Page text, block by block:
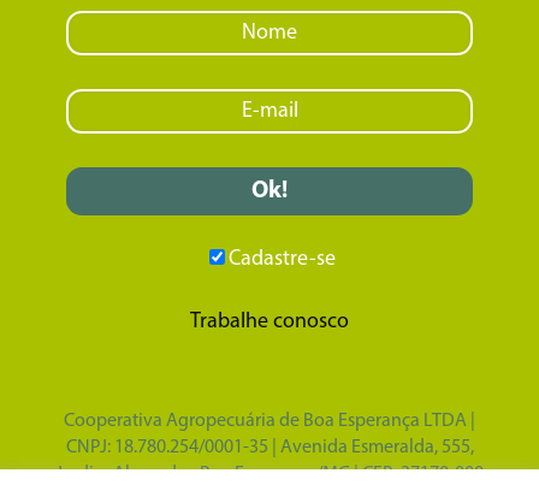
Cadastre-se
Trabalhe conosco
Cooperativa Agropecuária de Boa Esperança LTDA |
CNPJ: 18.780.254/0001-35 | Avenida Esmeralda, 555,
Jardim Alvorada - Boa Esperança/MG | CEP: 37170-000